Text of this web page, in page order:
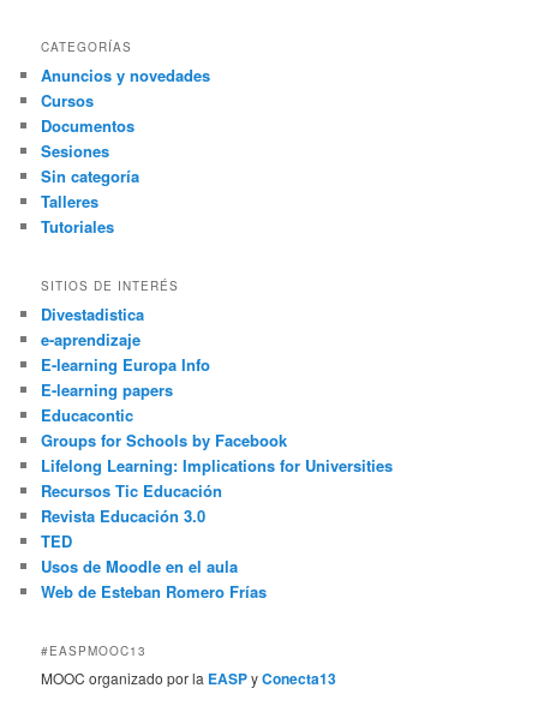
CATEGORÍAS
Anuncios y novedades
Cursos
Documentos
Sesiones
Sin categoría
Talleres
Tutoriales
SITIOS DE INTERÉS
Divestadistica
e-aprendizaje
E-learning Europa Info
E-learning papers
Educacontic
Groups for Schools by Facebook
Lifelong Learning: Implications for Universities
Recursos Tic Educación
Revista Educación 3.0
TED
Usos de Moodle en el aula
Web de Esteban Romero Frías
#EASPMOOC13
MOOC organizado por la EASPyConecta13